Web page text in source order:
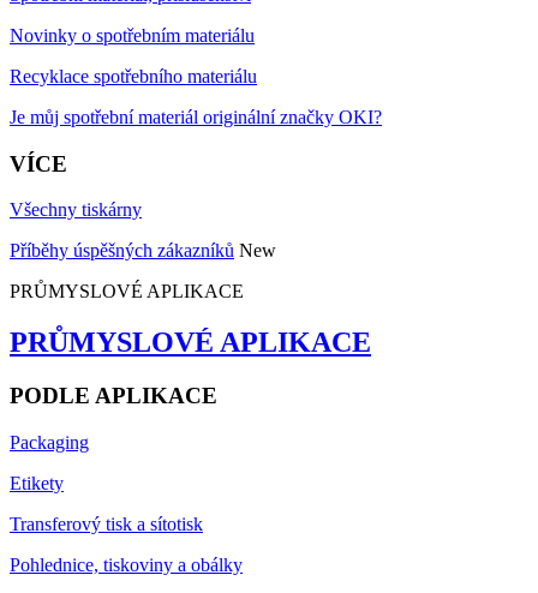
Novinky o spotřebním materiálu
Recyklace spotřebního materiálu
Je můj spotřební materiál originální značky OKI?
VÍCE
Všechny tiskárny
Příběhy úspěšných zákazníků New
PRŮMYSLOVÉ APLIKACE
PRŮMYSLOVÉ APLIKACE
PODLE APLIKACE
Packaging
Etikety
Transferový tisk a sítotisk
Pohlednice, tiskoviny a obálky